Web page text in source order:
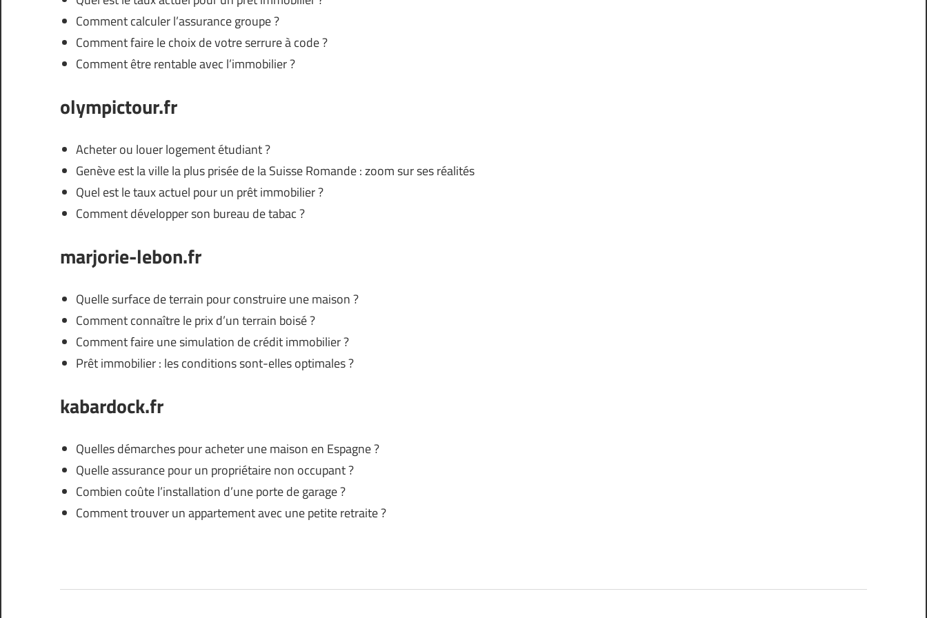
Comment calculer l’assurance groupe ?
Comment faire le choix de votre serrure à code ?
Comment être rentable avec l’immobilier ?
olympictour.fr
Acheter ou louer logement étudiant ?
Genève est la ville la plus prisée de la Suisse Romande : zoom sur ses réalités
Quel est le taux actuel pour un prêt immobilier ?
Comment développer son bureau de tabac ?
marjorie-lebon.fr
Quelle surface de terrain pour construire une maison ?
Comment connaître le prix d’un terrain boisé ?
Comment faire une simulation de crédit immobilier ?
Prêt immobilier : les conditions sont-elles optimales ?
kabardock.fr
Quelles démarches pour acheter une maison en Espagne ?
Quelle assurance pour un propriétaire non occupant ?
Combien coûte l’installation d’une porte de garage ?
Comment trouver un appartement avec une petite retraite ?